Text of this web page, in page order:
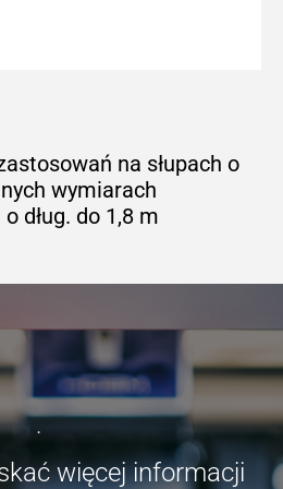
na słupach o
wymiarach
o dług. do 1,8 m
.
więcej informacji